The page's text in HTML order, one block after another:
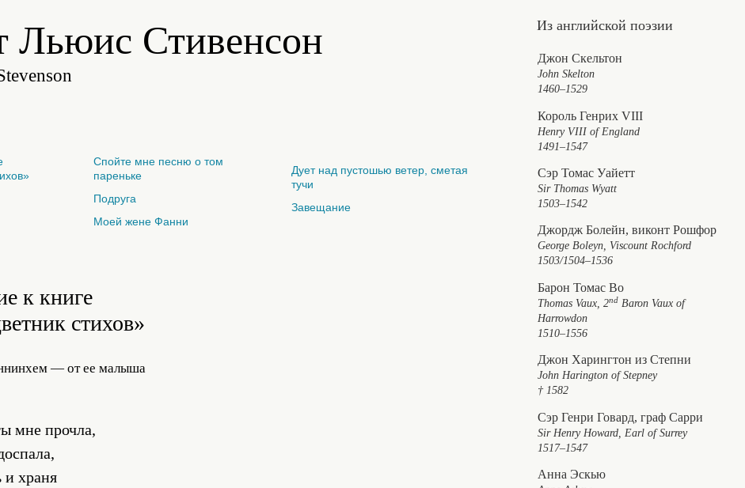
Льюис Стивенсон
Спойте мне песню о том
пареньке
Подруга
Моей жене Фанни
Дует над пустошью ветер, сметая
тучи
Завещание
к книге
стихов»
— от ее малыша
мне прочла,
и храня
Из английской поэзии
Джон Скельтон
John Skelton
1460–1529
Король Генрих VIII
Henry VIII of England
1491–1547
Сэр Томас Уайетт
Sir Thomas Wyatt
1503–1542
Джордж Болейн, виконт Рошфор
George Boleyn, Viscount Rochford
1503/1504–1536
Барон Томас Во
Thomas Vaux, 2nd Baron Vaux of
Harrowdon
1510–1556
Джон Харингтон из Степни
John Harington of Stepney
† 1582
Сэр Генри Говард, граф Сарри
Sir Henry Howard, Earl of Surrey
1517–1547
Анна Эскью